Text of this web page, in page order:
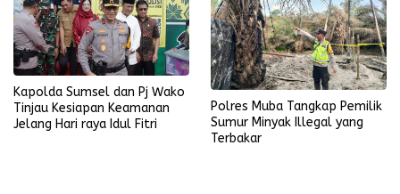
Kapolda Sumsel dan Pj Wako
Tinjau Kesiapan Keamanan
Jelang Hari raya Idul Fitri
Polres Muba Tangkap Pemilik
Sumur Minyak Illegal yang
Terbakar